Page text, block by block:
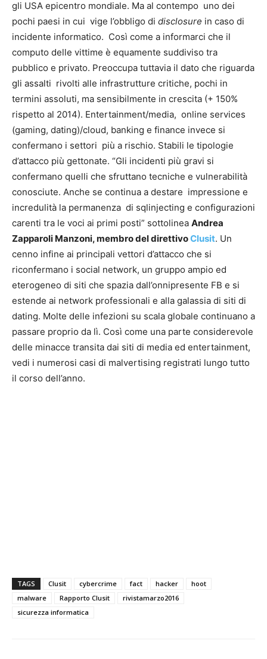
gli USA epicentro mondiale. Ma al contempo uno dei
pochi paesi in cui vige l’obbligo di disclosure in caso di
incidente informatico. Così come a informarci che il
computo delle vittime è equamente suddiviso tra
pubblico e privato. Preoccupa tuttavia il dato che riguarda
gli assalti rivolti alle infrastrutture critiche, pochi in
termini assoluti, ma sensibilmente in crescita (+ 150%
rispetto al 2014). Entertainment/media, online services
(gaming, dating)/cloud, banking e finance invece si
confermano i settori più a rischio. Stabili le tipologie
d’attacco più gettonate. “Gli incidenti più gravi si
confermano quelli che sfruttano tecniche e vulnerabilità
conosciute. Anche se continua a destare impressione e
incredulità la permanenza di sqlinjecting e configurazioni
carenti tra le voci ai primi posti” sottolinea Andrea
Zapparoli Manzoni, membro del direttivoClusit. Un
cenno infine ai principali vettori d’attacco che si
riconfermano i social network, un gruppo ampio ed
eterogeneo di siti che spazia dall’onnipresente FB e si
estende ai network professionali e alla galassia di siti di
dating. Molte delle infezioni su scala globale continuano a
passare proprio da lì. Così come una parte considerevole
delle minacce transita dai siti di media ed entertainment,
vedi i numerosi casi di malvertising registrati lungo tutto
il corso dell’anno.
TAGS Clusit cybercrime fact hacker
hoot
malware
Rapporto Clusit
rivistamarzo2016
sicurezza informatica